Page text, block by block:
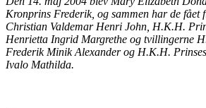
Kronprins Frederik, og sammen har de
Christian Valdemar Henri John, H.K.H.
Henrietta Ingrid Margrethe og tvillingerne
Frederik Minik Alexander og H.K.H.
Ivalo Mathilda.